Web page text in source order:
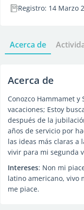
Registro: 14 Marzo
Acerca de
Acerca de
Conozco Hammamet y
vacaciones; Estoy
después de la
años de servicio por
las ideas más claras a
vivir para mi segunda
Intereses: Non mi
latino americano, vivo
me piace.